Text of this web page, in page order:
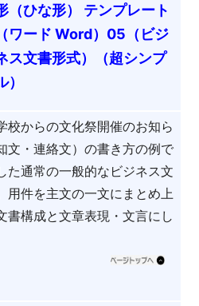
（ひな形） テンプレート
（ワード Word）05（ビジ
ス文書形式）（超シンプ
）
校からの文化祭開催のお知ら
文・連絡文）の書き方の例で
た通常の一般的なビジネス文
用件を主文の一文にまとめ上
書構成と文章表現・文言にし